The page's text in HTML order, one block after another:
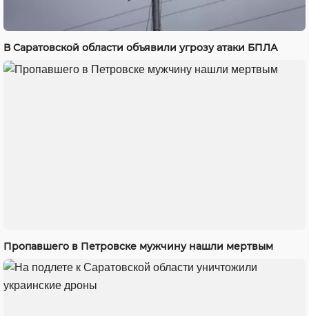
В Саратовской области объявили угрозу атаки БПЛА
Пропавшего в Петровске мужчину нашли мертвым